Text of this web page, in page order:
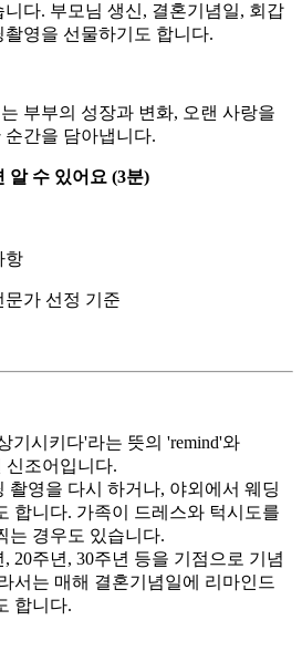
다. 부모님 생신, 결혼기념일, 회갑
영을 선물하기도 합니다.
부부의 성장과 변화, 오랜 사랑을
간을 담아냅니다.
알 수 있어요 (3분)
항
문가 선정 기준
기시키다'라는 뜻의 'remind'와
신조어입니다.
촬영을 다시 하거나, 야외에서 웨딩
합니다. 가족이 드레스와 턱시도를
는 경우도 있습니다.
20주년, 30주년 등을 기점으로 기념
서는 매해 결혼기념일에 리마인드
합니다.